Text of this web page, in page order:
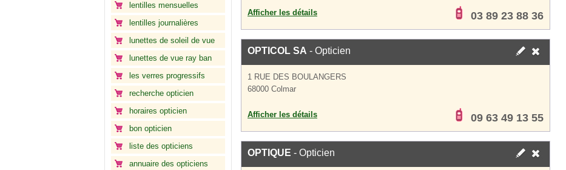
lentilles mensuelles
lentilles journalières
lunettes de soleil de vue
lunettes de vue ray ban
les verres progressifs
recherche opticien
horaires opticien
bon opticien
liste des opticiens
annuaire des opticiens
Afficher les détails 03 89 23 88 36
OPTICOL SA - Opticien
1 RUE DES BOULANGERS
68000 Colmar
Afficher les détails 09 63 49 13 55
OPTIQUE - Opticien